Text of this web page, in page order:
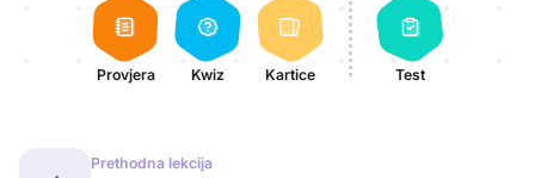
Provjera Kwiz Kartice Test
Prethodna lekcija